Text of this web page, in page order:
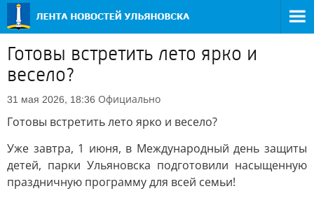
Готовы встретить лето ярко и
весело?
31 мая 2026, 18:36 Официально
Готовы встретить лето ярко и весело?
Уже завтра, 1 июня, в Международный день защиты
детей, парки Ульяновска подготовили насыщенную
праздничную программу для всей семьи!